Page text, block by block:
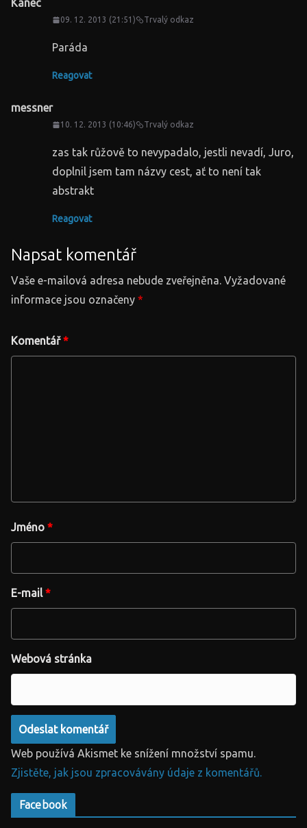
Kanec
09. 12. 2013 (21:51) Trvalý odkaz
Paráda
Reagovat
messner
10. 12. 2013 (10:46) Trvalý odkaz
zas tak růžově to nevypadalo, jestli nevadí, Juro,
doplnil jsem tam názvy cest, ať to není tak
abstrakt
Reagovat
Napsat komentář
Vaše e-mailová adresa nebude zveřejněna. Vyžadované
informace jsou označeny *
Komentář*
Jméno *
E-mail*
Webová stránka
Web používá Akismet ke snížení množství spamu.
Zjistěte, jak jsou zpracovávány údaje z komentářů.
Facebook